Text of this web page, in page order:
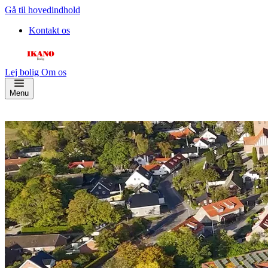
Gå til hovedindhold
Kontakt os
Lej bolig Om os
Menu